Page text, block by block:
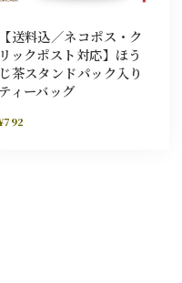
【送料込／ネコポス・ク
リックポスト対応】ほう
じ茶スタンドパック入り
ティーバッグ